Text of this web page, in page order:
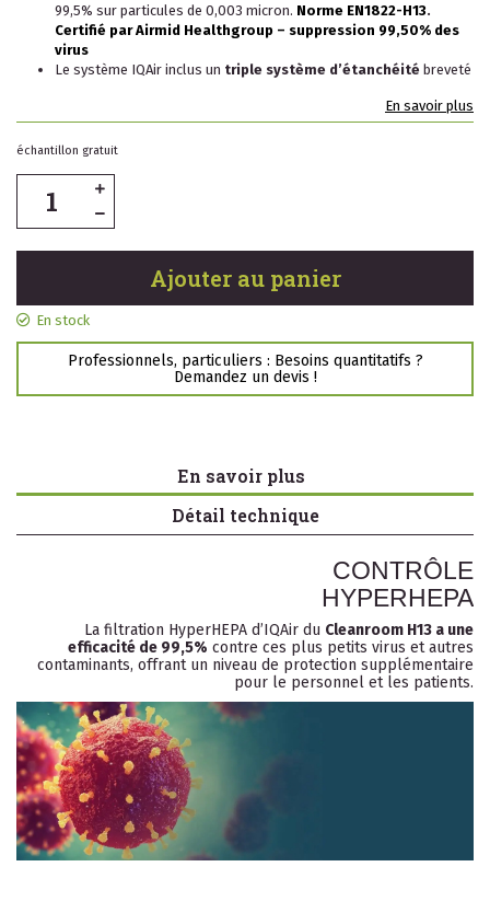
99,5% sur particules de 0,003 micron. Norme EN1822-H13.
Certifié par Airmid Healthgroup – suppression 99,50% des
virus
Le système IQAir inclus un triple système d’étanchéité breveté
En savoir plus
échantillon gratuit
Ajouter au panier
En stock
Professionnels, particuliers : Besoins quantitatifs ?
Demandez un devis !
En savoir plus
Détail technique
CONTRÔLE
HYPERHEPA
La filtration HyperHEPA d’IQAir du Cleanroom H13 a une
efficacité de 99,5% contre ces plus petits virus et autres
contaminants, offrant un niveau de protection supplémentaire
pour le personnel et les patients.